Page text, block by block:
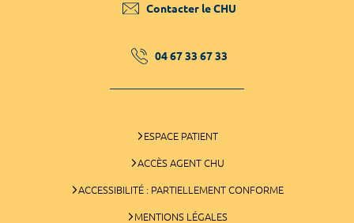
Contacter le CHU
04 67 33 67 33
ESPACE PATIENT
ACCÈS AGENT CHU
ACCESSIBILITÉ : PARTIELLEMENT CONFORME
MENTIONS LÉGALES